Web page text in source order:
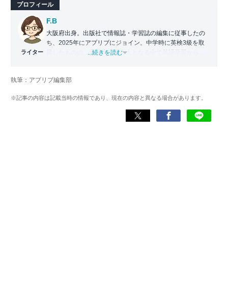
プロフィール
ライター
F.B
大阪府出身。出版社で情報誌・学習誌の編集に従事したの
ち、2025年にアプリブにジョイン。中学時に英検3級を取
得したものの、大学生・社会人となる中で英語学習から遠
り添える記事を目指している。
...続きを読む
執筆：アプリブ編集部
※記事の内容は記載当時の情報であり、現在の内容と異なる場合があります。